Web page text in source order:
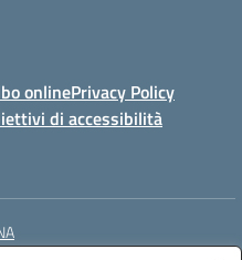
onlinePrivacy Policy
di accessibilità